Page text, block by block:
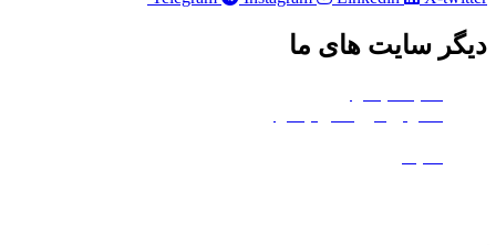
سایت های ما